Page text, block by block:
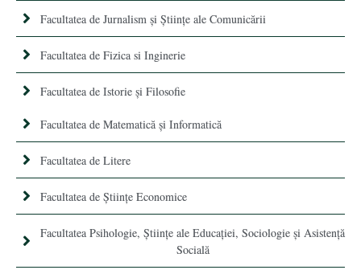
Facultatea de Jurnalism şi Ştiinţe ale Comunicării
Facultatea de Fizica si Inginerie
Facultatea de Istorie şi Filosofie
Facultatea de Matematică şi Informatică
Facultatea de Litere
Facultatea de Științe Economice
Facultatea Psihologie, Ştiinţe ale Educaţiei, Sociologie și Asistență
Socială